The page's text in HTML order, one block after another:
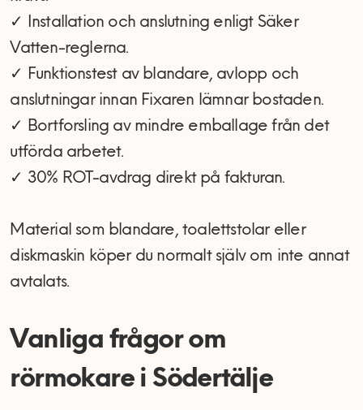
✓ Installation och anslutning enligt Säker
Vatten-reglerna.
✓ Funktionstest av blandare, avlopp och
anslutningar innan Fixaren lämnar bostaden.
✓ Bortforsling av mindre emballage från det
utförda arbetet.
✓ 30% ROT-avdrag direkt på fakturan.
Material som blandare, toalettstolar eller
diskmaskin köper du normalt själv om inte annat
avtalats.
Vanliga frågor om
rörmokare i Södertälje